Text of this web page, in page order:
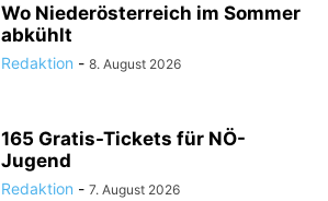
Wo Niederösterreich im Sommer
abkühlt
Redaktion - 8. August 2026
165 Gratis-Tickets für NÖ-
Jugend
Redaktion - 7. August 2026